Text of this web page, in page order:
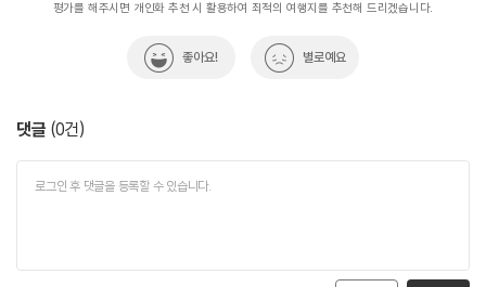
평가를 해주시면 개인화 추천 시 활용하여 최적의 여행지를 추천해 드리겠습니다.
좋아요! 별로예요
댓글 (0건)